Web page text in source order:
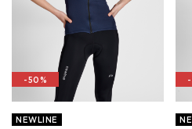
-50%
NEWLINE